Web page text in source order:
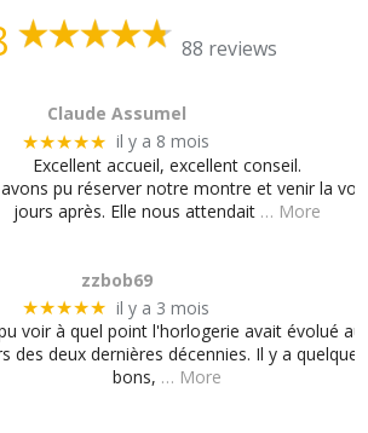
88 reviews
Claude Assumel
★★★★★ il y a 8 mois
Excellent accueil, excellent conseil.
pu réserver notre montre et venir la
jours après. Elle nous attendait … More
zzbob69
★★★★★ il y a 3 mois
voir à quel point l'horlogerie avait évolué au
des deux dernières décennies. Il y a quelques
bons, … More